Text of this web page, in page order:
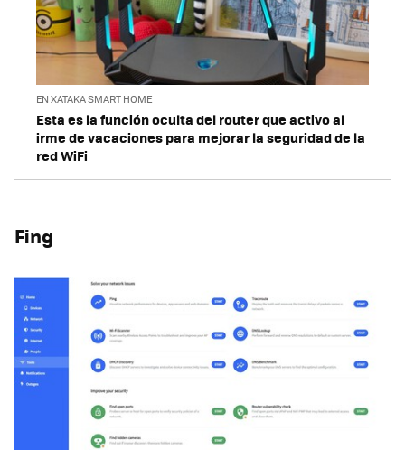
EN XATAKA SMART HOME
Esta es la función oculta del router que activo al
irme de vacaciones para mejorar la seguridad de la
red WiFi
Fing